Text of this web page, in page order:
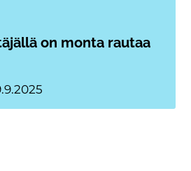
on monta rautaa